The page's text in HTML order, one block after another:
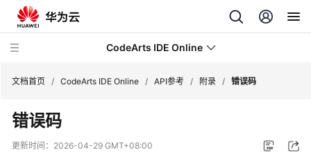
CodeArts IDE Online
最
新
文档首页 / CodeArts IDE Online / API参考 / 附录 / 错误码
错误码
更新时间： 2026-04-29 GMT+08:00